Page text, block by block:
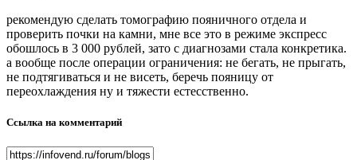
рекомендую сделать томографию пояничного отдела и
проверить почки на камни, мне все это в режиме экспресс
обошлось в 3 000 рублей, зато с диагнозами стала конкретика.
а вообще после операции ограничения: не бегать, не прыгать,
не подтягиваться и не висеть, беречь пояницу от
переохлаждения ну и тяжести естесственно.
Ссылка на комментарий